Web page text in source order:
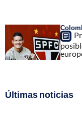
Últimas noticias